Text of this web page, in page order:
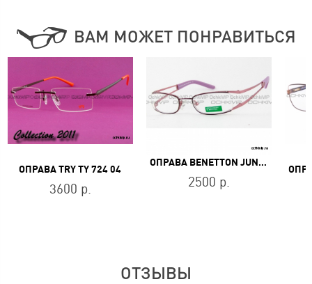
ВАМ МОЖЕТ ПОНРАВИТЬСЯ
ОПРАВА TRY TY 724 04
3600 р.
ОПРАВА BENETTON JUNIOR BB 141 R3
2500 р.
ОТЗЫВЫ